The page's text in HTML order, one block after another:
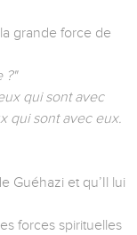
grande force de
?"
qui sont avec
qui sont avec eux.
Guéhazi et qu’Il lui
forces spirituelles